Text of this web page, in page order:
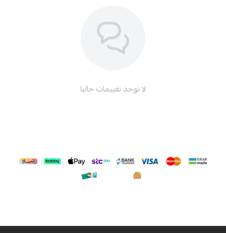
لا توجد تقييمات حاليا